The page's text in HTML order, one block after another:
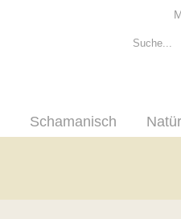
Schamanisch